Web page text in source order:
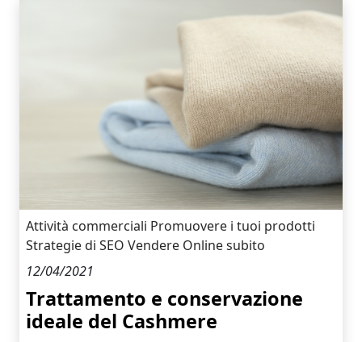
Attività commerciali Promuovere i tuoi prodotti
Strategie di SEO Vendere Online subito
12/04/2021
Trattamento e conservazione
ideale del Cashmere